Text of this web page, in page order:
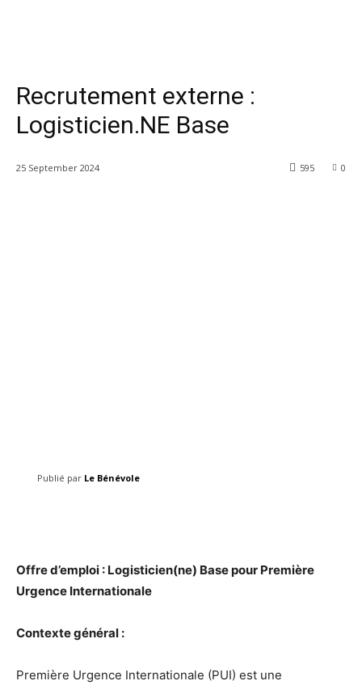
Recrutement externe :
Logisticien.NE Base
25 September 2024 0
595
Publié par Le Bénévole
Offre d’emploi : Logisticien(ne) Base pour Première
Urgence Internationale
Contexte général :
Première Urgence Internationale (PUI) est une